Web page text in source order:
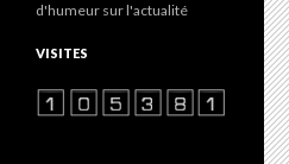
d'humeur sur l'actualité
VISITES